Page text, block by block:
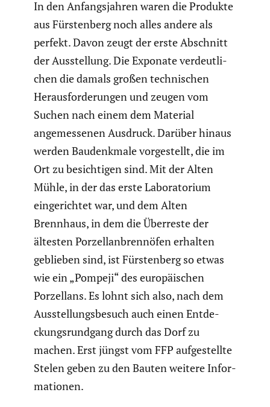
In den Anfangs­jahren waren die Produkte
aus Fürsten­berg noch alles andere als
perfekt. Davon zeugt der erste Abschnitt
der Ausstel­lung. Die Exponate verdeut­li­
chen die damals großen techni­schen
Heraus­for­de­rungen und zeugen vom
Suchen nach einem dem Material
angemes­senen Ausdruck. Darüber hinaus
werden Baudenk­male vorge­stellt, die im
Ort zu besich­tigen sind. Mit der Alten
Mühle, in der das erste Labora­to­rium
einge­richtet war, und dem Alten
Brennhaus, in dem die Überreste der
ältesten Porzel­lan­brenn­öfen erhalten
geblieben sind, ist Fürsten­berg so etwas
wie ein „Pompeji“ des europäi­schen
Porzel­lans. Es lohnt sich also, nach dem
Ausstel­lungs­be­such auch einen Entde­
ckungs­rund­gang durch das Dorf zu
machen. Erst jüngst vom FFP aufge­stellte
Stelen geben zu den Bauten weitere Infor­
ma­tionen.